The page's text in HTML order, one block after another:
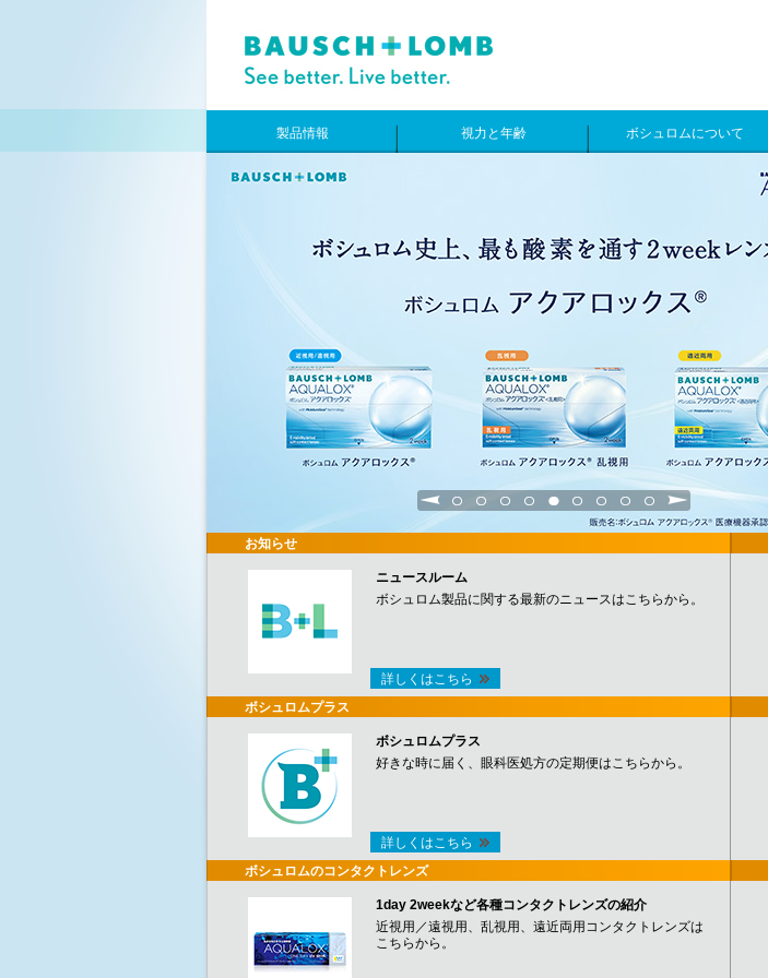
製品情報 視力と年齢 ボシュロムについて
1 2 3 4 5 6 7 8 9
お知らせ
ニュースルーム
ボシュロム製品に関する最新のニュースはこちらから。
詳しくはこちら
ボシュロムプラス
ボシュロムプラス
好きな時に届く、眼科医処方の定期便はこちらから。
詳しくはこちら
ボシュロムのコンタクトレンズ
1day 2weekなど各種コンタクトレンズの紹介
近視用／遠視用、乱視用、遠近両用コンタクトレンズは
こちらから。